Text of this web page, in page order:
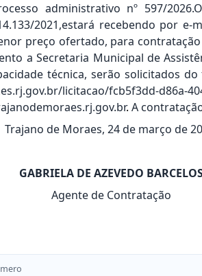
administrativo nº 597/
2021,estará recebendo por e-
preço ofertado, para
a Secretaria Municipal de
técnica, serão solicitados
licitacao/fcb5f3dd-d86a-
. A
Trajano de Moraes, 24 de março de
GABRIELA DE AZEVEDO
Agente de Contratação